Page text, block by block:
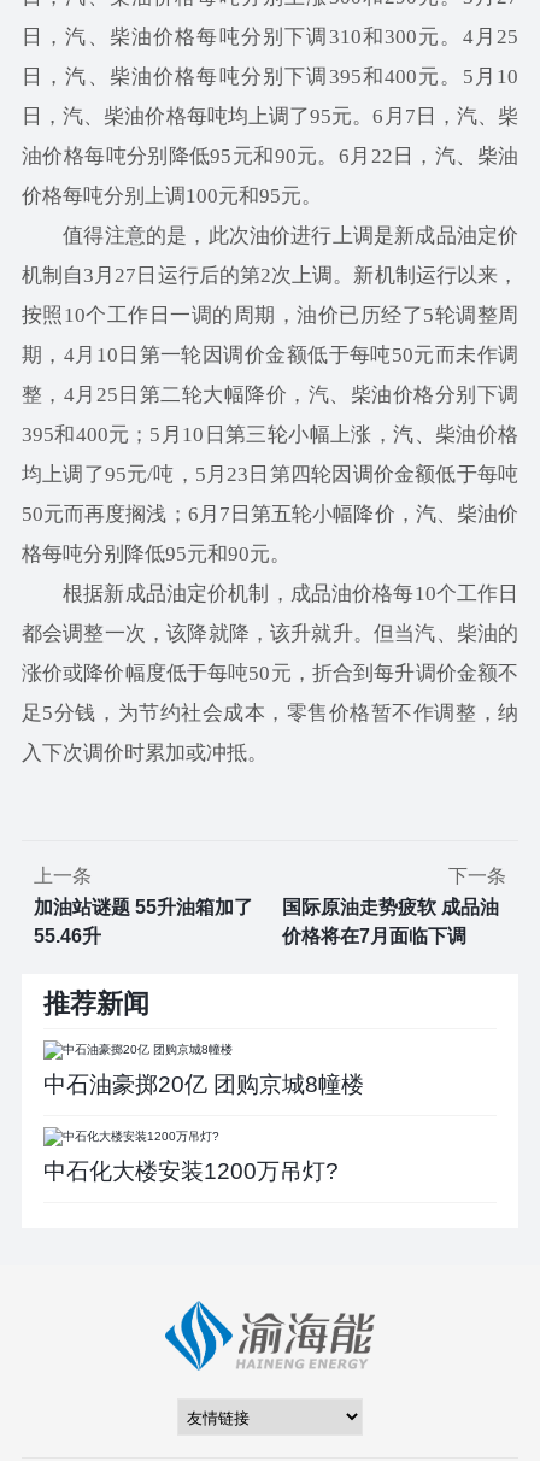
日，汽、柴油价格每吨分别下调310和300元。4月25
日，汽、柴油价格每吨分别下调395和400元。5月10
日，汽、柴油价格每吨均上调了95元。6月7日，汽、柴
油价格每吨分别降低95元和90元。6月22日，汽、柴油
价格每吨分别上调100元和95元。
值得注意的是，此次油价进行上调是新成品油定价
机制自3月27日运行后的第2次上调。新机制运行以来，
按照10个工作日一调的周期，油价已历经了5轮调整周
期，4月10日第一轮因调价金额低于每吨50元而未作调
整，4月25日第二轮大幅降价，汽、柴油价格分别下调
395和400元；5月10日第三轮小幅上涨，汽、柴油价格
均上调了95元/吨，5月23日第四轮因调价金额低于每吨
50元而再度搁浅；6月7日第五轮小幅降价，汽、柴油价
格每吨分别降低95元和90元。
根据新成品油定价机制，成品油价格每10个工作日
都会调整一次，该降就降，该升就升。但当汽、柴油的
涨价或降价幅度低于每吨50元，折合到每升调价金额不
足5分钱，为节约社会成本，零售价格暂不作调整，纳
入下次调价时累加或冲抵。
上一条
加油站谜题 55升油箱加了
55.46升
下一条
国际原油走势疲软 成品油
价格将在7月面临下调
推荐新闻
中石油豪掷20亿 团购京城8幢楼
中石化大楼安装1200万吊灯?